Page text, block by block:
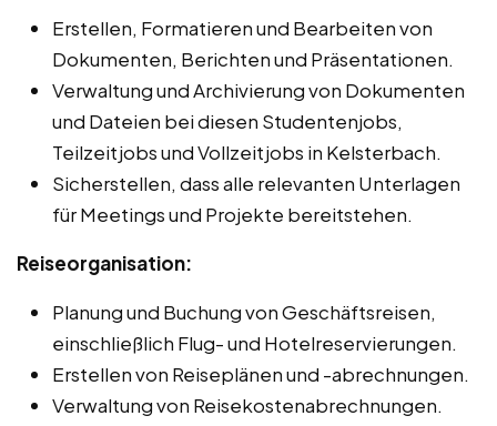
Erstellen, Formatieren und Bearbeiten von
Dokumenten, Berichten und Präsentationen.
Verwaltung und Archivierung von Dokumenten
und Dateien bei diesen Studentenjobs,
Teilzeitjobs und Vollzeitjobs in Kelsterbach.
Sicherstellen, dass alle relevanten Unterlagen
für Meetings und Projekte bereitstehen.
Reiseorganisation:
Planung und Buchung von Geschäftsreisen,
einschließlich Flug- und Hotelreservierungen.
Erstellen von Reiseplänen und -abrechnungen.
Verwaltung von Reisekostenabrechnungen.